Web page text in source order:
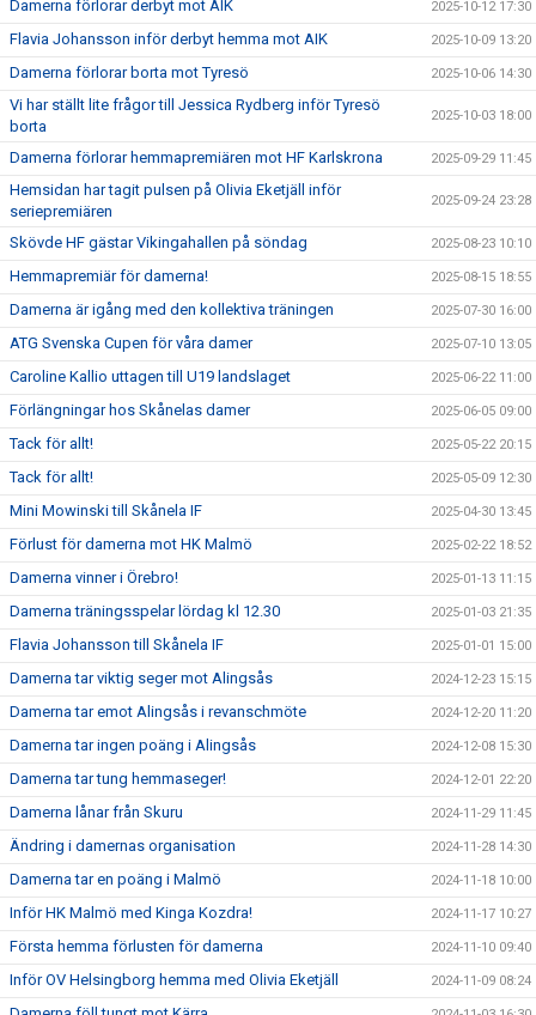
Damerna förlorar derbyt mot AIK 2025-10-12 17:30
Flavia Johansson inför derbyt hemma mot AIK 2025-10-09 13:20
Damerna förlorar borta mot Tyresö 2025-10-06 14:30
Vi har ställt lite frågor till Jessica Rydberg inför Tyresö
borta
2025-10-03 18:00
Damerna förlorar hemmapremiären mot HF Karlskrona 2025-09-29 11:45
Hemsidan har tagit pulsen på Olivia Eketjäll inför
seriepremiären
2025-09-24 23:28
Skövde HF gästar Vikingahallen på söndag 2025-08-23 10:10
Hemmapremiär för damerna! 2025-08-15 18:55
Damerna är igång med den kollektiva träningen 2025-07-30 16:00
ATG Svenska Cupen för våra damer 2025-07-10 13:05
Caroline Kallio uttagen till U19 landslaget 2025-06-22 11:00
Förlängningar hos Skånelas damer 2025-06-05 09:00
Tack för allt! 2025-05-22 20:15
Tack för allt! 2025-05-09 12:30
Mini Mowinski till Skånela IF 2025-04-30 13:45
Förlust för damerna mot HK Malmö 2025-02-22 18:52
Damerna vinner i Örebro! 2025-01-13 11:15
Damerna träningsspelar lördag kl 12.30 2025-01-03 21:35
Flavia Johansson till Skånela IF 2025-01-01 15:00
Damerna tar viktig seger mot Alingsås 2024-12-23 15:15
Damerna tar emot Alingsås i revanschmöte 2024-12-20 11:20
Damerna tar ingen poäng i Alingsås 2024-12-08 15:30
Damerna tar tung hemmaseger! 2024-12-01 22:20
Damerna lånar från Skuru 2024-11-29 11:45
Ändring i damernas organisation 2024-11-28 14:30
Damerna tar en poäng i Malmö 2024-11-18 10:00
Inför HK Malmö med Kinga Kozdra! 2024-11-17 10:27
Första hemma förlusten för damerna 2024-11-10 09:40
Inför OV Helsingborg hemma med Olivia Eketjäll 2024-11-09 08:24